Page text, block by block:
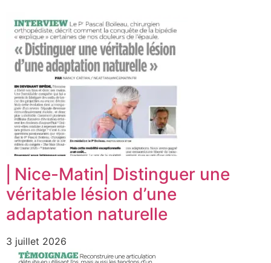
⎜Nice-Matin⎜Distinguer une
véritable lésion d’une
adaptation naturelle
3 juillet 2026